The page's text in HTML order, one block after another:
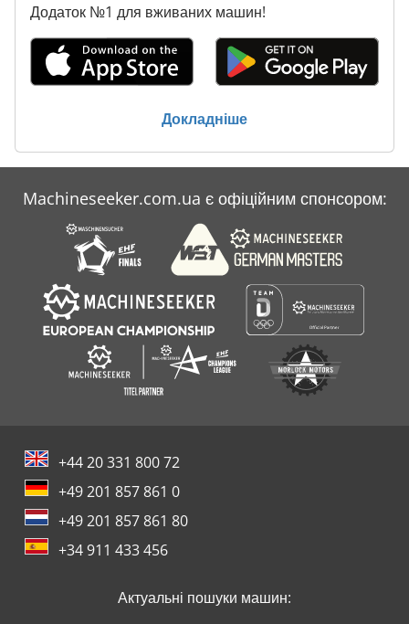
Додаток №1 для вживаних машин!
Докладніше
Machineseeker.com.ua є офіційним спонсором:
+44 20 331 800 72
+49 201 857 861 0
+49 201 857 861 80
+34 911 433 456
Актуальні пошуки машин: